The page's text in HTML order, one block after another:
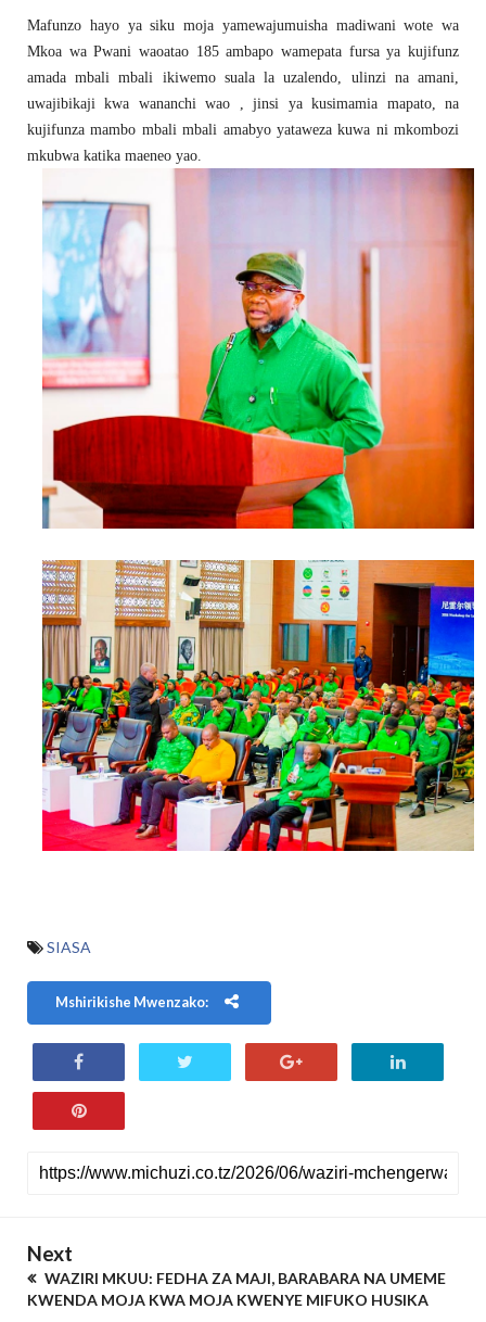
Mafunzo hayo ya siku moja yamewajumuisha madiwani wote wa
Mkoa wa Pwani waoatao 185 ambapo wamepata fursa ya kujifunz
amada mbali mbali ikiwemo suala la uzalendo, ulinzi na amani,
uwajibikaji kwa wananchi wao , jinsi ya kusimamia mapato, na
kujifunza mambo mbali mbali amabyo yataweza kuwa ni mkombozi
mkubwa katika maeneo yao.
SIASA
Mshirikishe Mwenzako:
Next
WAZIRI MKUU: FEDHA ZA MAJI, BARABARA NA UMEME
KWENDA MOJA KWA MOJA KWENYE MIFUKO HUSIKA